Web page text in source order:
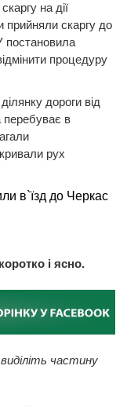
на дії
скаргу до
постановила
процедуру
дороги від
перебуває в
рух
в`їзд до Черкас
і ясно.
частину